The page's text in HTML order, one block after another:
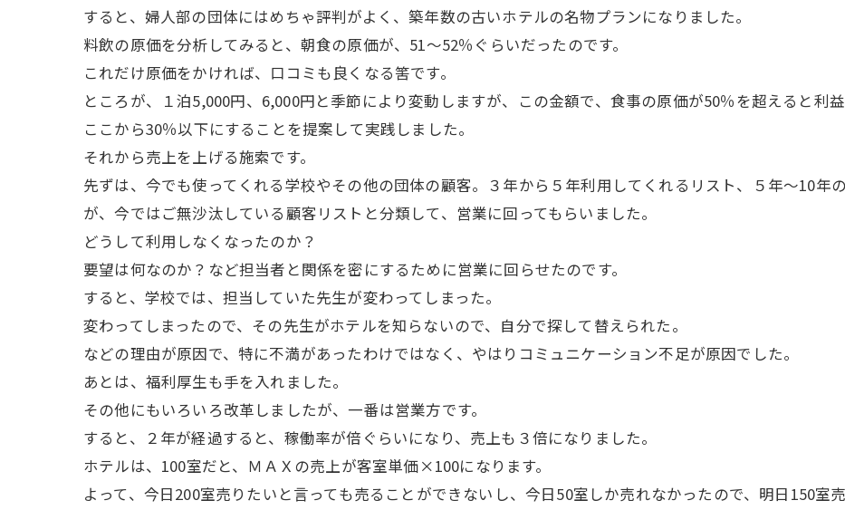
すると、婦人部の団体にはめちゃ評判がよく、築年数の古いホテルの名物プランになりました。
料飲の原価を分析してみると、朝食の原価が、51～52％ぐらいだったのです。
これだけ原価をかければ、口コミも良くなる筈です。
ところが、１泊5,000円、6,000円と季節により変動しますが、この金額で、食事の原価が50％を超えると利益
ここから30％以下にすることを提案して実践しました。
それから売上を上げる施索です。
先ずは、今でも使ってくれる学校やその他の団体の顧客。３年から５年利用してくれるリスト、５年～10年
が、今ではご無沙汰している顧客リストと分類して、営業に回ってもらいました。
どうして利用しなくなったのか？
要望は何なのか？など担当者と関係を密にするために営業に回らせたのです。
すると、学校では、担当していた先生が変わってしまった。
変わってしまったので、その先生がホテルを知らないので、自分で探して替えられた。
などの理由が原因で、特に不満があったわけではなく、やはりコミュニケーション不足が原因でした。
あとは、福利厚生も手を入れました。
その他にもいろいろ改革しましたが、一番は営業方です。
すると、２年が経過すると、稼働率が倍ぐらいになり、売上も３倍になりました。
ホテルは、100室だと、ＭＡＸの売上が客室単価×100になります。
よって、今日200室売りたいと言っても売ることができないし、今日50室しか売れなかったので、明日150室